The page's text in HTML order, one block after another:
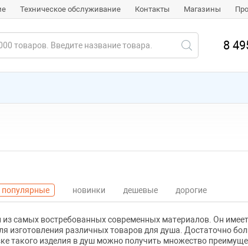
Техническое обслуживание Контакты Магазины
8
популярные новинки дешевые дорогие
из самых востребованных современных материалов. Он
изготовления различных товаров для душа. Достаточно
такого изделия в душ можно получить множество